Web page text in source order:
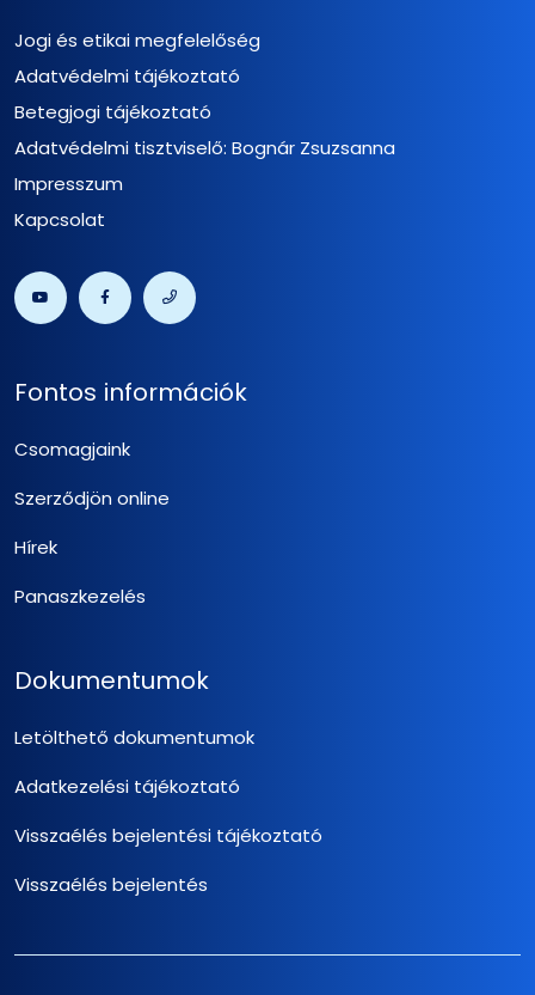
Jogi és etikai megfelelőség
Adatvédelmi tájékoztató
Betegjogi tájékoztató
Adatvédelmi tisztviselő: Bognár Zsuzsanna
Impresszum
Kapcsolat
Fontos információk
Csomagjaink
Szerződjön online
Hírek
Panaszkezelés
Dokumentumok
Letölthető dokumentumok
Adatkezelési tájékoztató
Visszaélés bejelentési tájékoztató
Visszaélés bejelentés